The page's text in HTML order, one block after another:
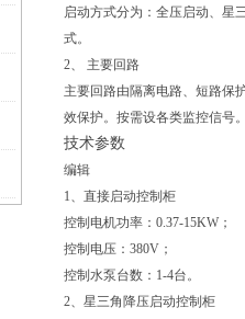
启动方式分为：全压启动、星
式。
2、 主要回路
主要回路由隔离电路、短路保
效保护。按需设各类监控信号
技术参数
编辑
1、直接启动控制柜
控制电机功率：0.37-15KW；
控制电压：380V；
控制水泵台数：1-4台。
2、星三角降压启动控制柜